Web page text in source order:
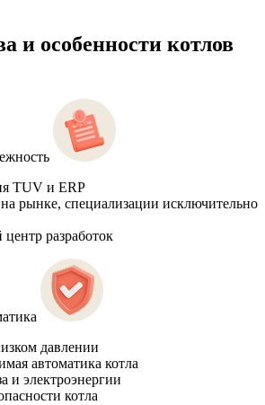
и особенности котлов
TUV и ERP
на рынке, специализации исключительно
разработок
давлении
автоматика котла
и электроэнергии
котла